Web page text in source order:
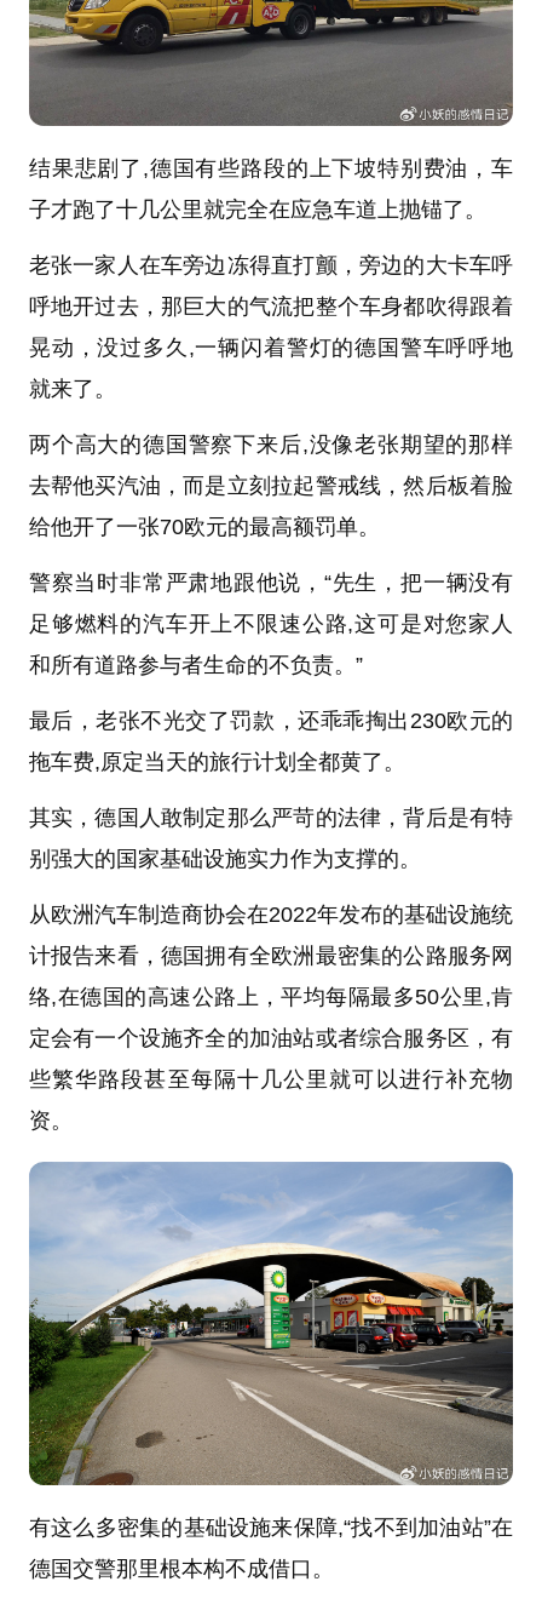
结果悲剧了,德国有些路段的上下坡特别费油，车
子才跑了十几公里就完全在应急车道上抛锚了。
老张一家人在车旁边冻得直打颤，旁边的大卡车呼
呼地开过去，那巨大的气流把整个车身都吹得跟着
晃动，没过多久,一辆闪着警灯的德国警车呼呼地
就来了。
两个高大的德国警察下来后,没像老张期望的那样
去帮他买汽油，而是立刻拉起警戒线，然后板着脸
给他开了一张70欧元的最高额罚单。
警察当时非常严肃地跟他说，“先生，把一辆没有
足够燃料的汽车开上不限速公路,这可是对您家人
和所有道路参与者生命的不负责。”
最后，老张不光交了罚款，还乖乖掏出230欧元的
拖车费,原定当天的旅行计划全都黄了。
其实，德国人敢制定那么严苛的法律，背后是有特
别强大的国家基础设施实力作为支撑的。
从欧洲汽车制造商协会在2022年发布的基础设施统
计报告来看，德国拥有全欧洲最密集的公路服务网
络,在德国的高速公路上，平均每隔最多50公里,肯
定会有一个设施齐全的加油站或者综合服务区，有
些繁华路段甚至每隔十几公里就可以进行补充物
资。
有这么多密集的基础设施来保障,“找不到加油站”在
德国交警那里根本构不成借口。